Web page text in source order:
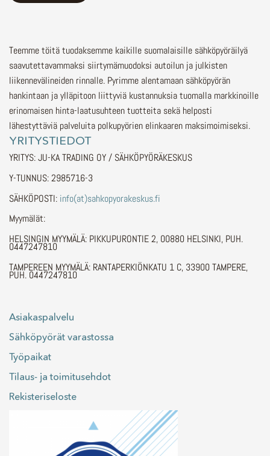
Teemme töitä tuodaksemme kaikille suomalaisille sähköpyöräilyä
saavutettavammaksi siirtymämuodoksi autoilun ja julkisten
liikennevälineiden rinnalle. Pyrimme alentamaan sähköpyörän
hankintaan ja ylläpitoon liittyviä kustannuksia tuomalla markkinoille
erinomaisen hinta-laatusuhteen tuotteita sekä helposti
lähestyttäviä palveluita polkupyörien elinkaaren maksimoimiseksi.
YRITYSTIEDOT
YRITYS: JU-KA TRADING OY / SÄHKÖPYÖRÄKESKUS
Y-TUNNUS: 2985716-3
SÄHKÖPOSTI: info(at)sahkopyorakeskus.fi
Myymälät:
HELSINGIN MYYMÄLÄ: PIKKUPURONTIE 2, 00880 HELSINKI, PUH.
0447247810
TAMPEREEN MYYMÄLÄ: RANTAPERKIÖNKATU 1 C, 33900 TAMPERE,
PUH. 0447247810
Asiakaspalvelu
Sähköpyörät varastossa
Työpaikat
Tilaus- ja toimitusehdot
Rekisteriseloste